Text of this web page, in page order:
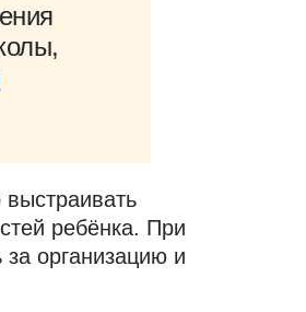
ребёнка. При
организацию и